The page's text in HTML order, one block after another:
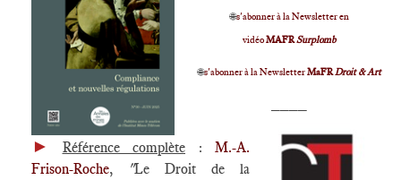
🌐s'abonner à la Newsletter en
vidéoMAFRSurplomb
🌐s'abonner à la NewsletterMaFRDroit & Art
► Référence complète : M.-A.
Frison-Roche, "Le Droit de la